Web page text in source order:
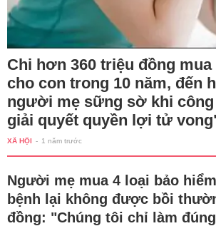
Chi hơn 360 triệu đồng mua
cho con trong 10 năm, đến
người mẹ sững sờ khi
giải quyết quyền lợi tử
XÃ HỘI - 1 năm trước
Người mẹ mua 4 loại bảo
bệnh lại không được bồi
đồng: "Chúng tôi chỉ làm